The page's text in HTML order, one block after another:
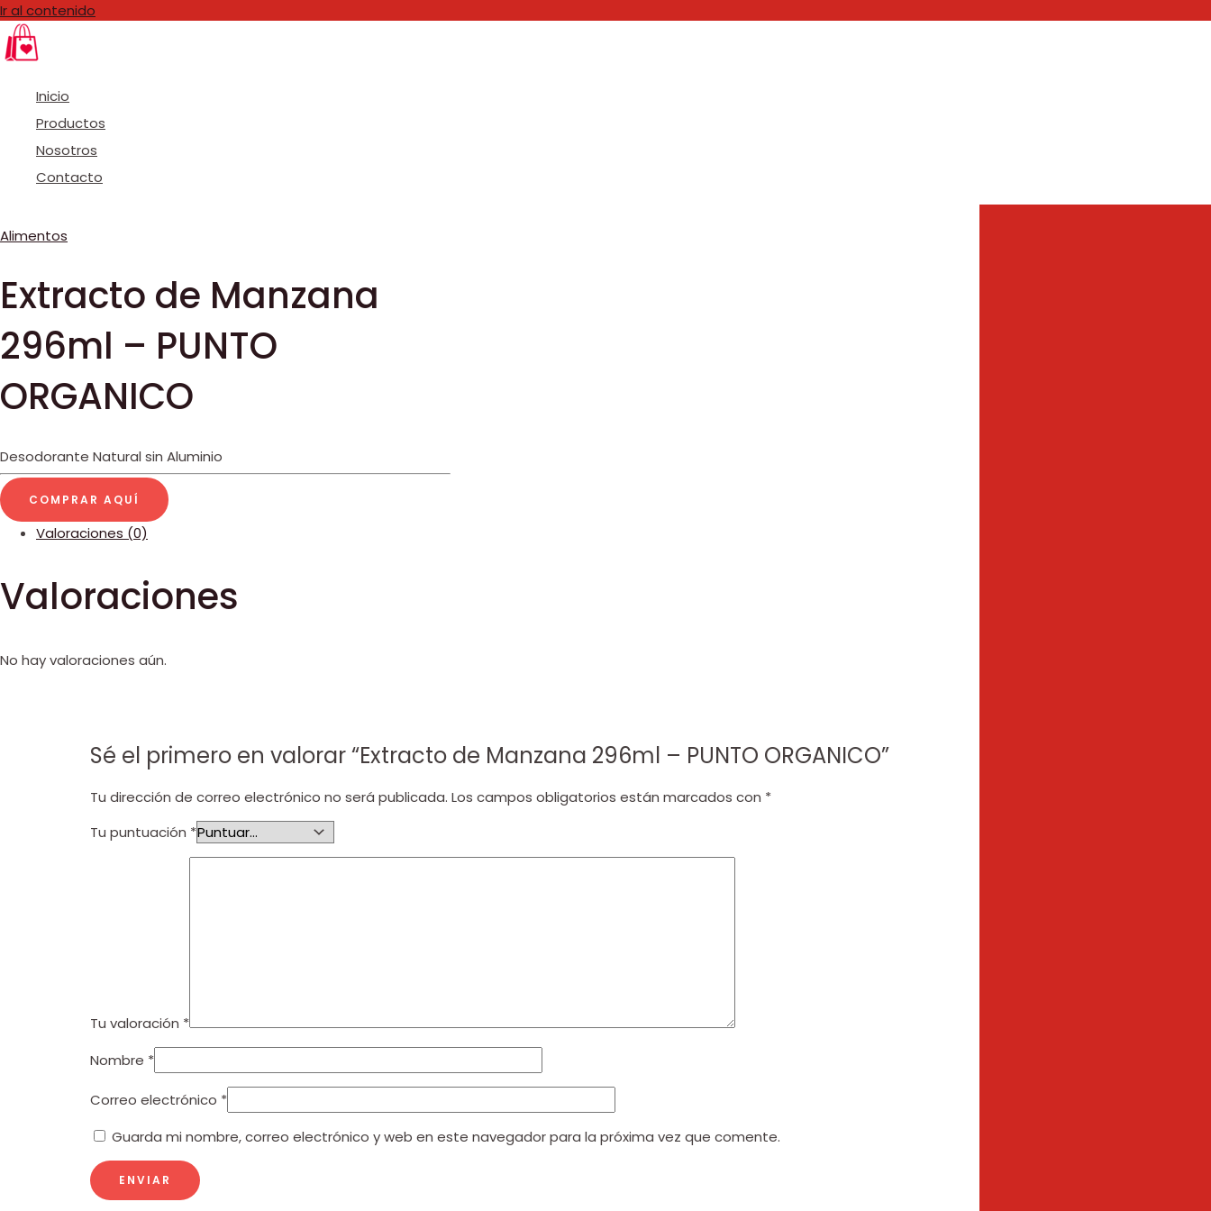
Ir al contenido
Inicio
Productos
Nosotros
Contacto
Alimentos
Extracto de Manzana
296ml – PUNTO
ORGANICO
Desodorante Natural sin Aluminio
COMPRAR AQUÍ
Valoraciones (0)
Valoraciones
No hay valoraciones aún.
Sé el primero en valorar “Extracto de Manzana 296ml – PUNTO ORGANICO”
Tu dirección de correo electrónico no será publicada. Los campos obligatorios están marcados con *
Tu puntuación *
Tu valoración *
Nombre *
Correo electrónico *
Guarda mi nombre, correo electrónico y web en este navegador para la próxima vez que comente.